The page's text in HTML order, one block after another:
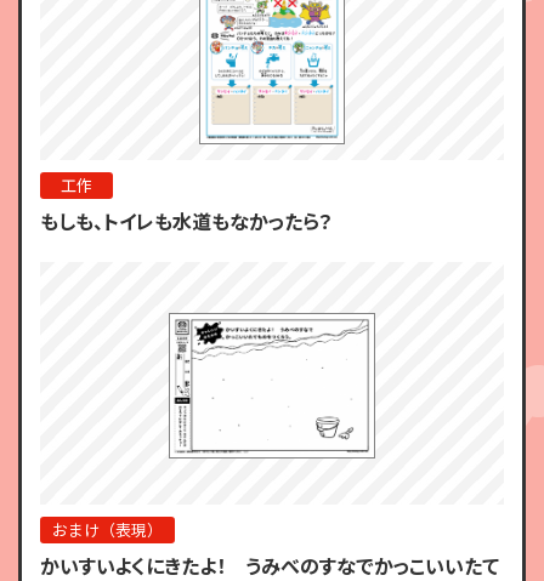
工作
もしも、トイレも水道もなかったら？
おまけ（表現）
かいすいよくにきたよ！ うみべのすなでかっこいいたて